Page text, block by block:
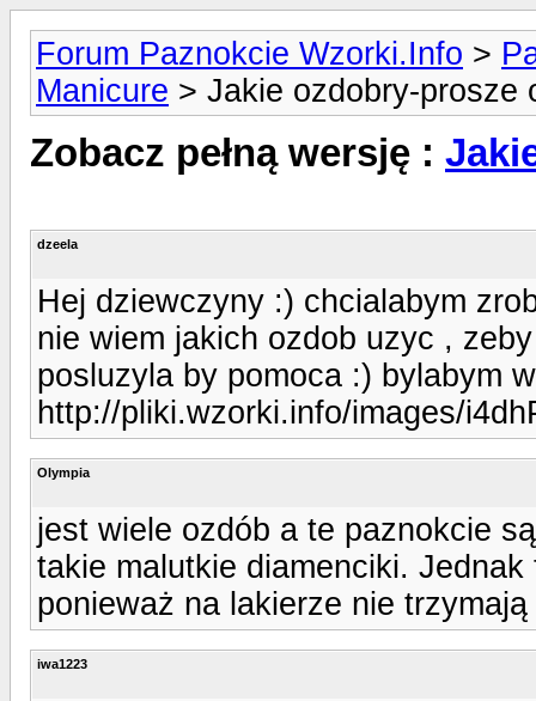
Forum Paznokcie Wzorki.Info >
Manicure > Jakie ozdobry-prosze
Zobacz pełną wersję :
dzeela
Hej dziewczyny :) chcialabym
nie wiem jakich ozdob uzyc ,
posluzyla by pomoca :) bylabym
http://pliki.wzorki.info/images/
Olympia
jest wiele ozdób a te paznokcie
takie malutkie diamenciki.
ponieważ na lakierze nie
iwa1223